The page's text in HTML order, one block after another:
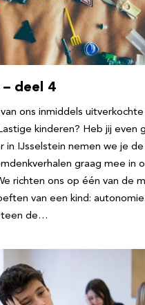
deel 4
ons inmiddels uitverkochte
kinderen? Heb jij even
in IJsselstein nemen we je
graag mee in
richten ons op één van de
van een kind:
de…